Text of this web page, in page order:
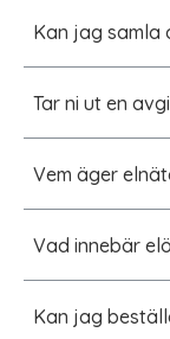
Kan jag samla
Tar ni ut en
Vem äger
Vad innebär
Kan jag